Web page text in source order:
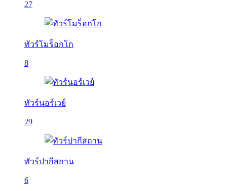
27
ทัวร์โมร็อกโก
8
ทัวร์นอร์เวย์
29
ทัวร์ปากีสถาน
6